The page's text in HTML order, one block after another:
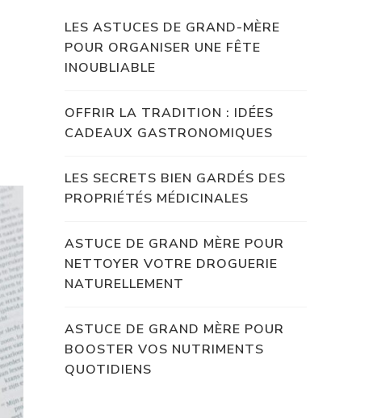
LES ASTUCES DE GRAND-MÈRE
POUR ORGANISER UNE FÊTE
INOUBLIABLE
OFFRIR LA TRADITION : IDÉES
CADEAUX GASTRONOMIQUES
LES SECRETS BIEN GARDÉS DES
PROPRIÉTÉS MÉDICINALES
ASTUCE DE GRAND MÈRE POUR
NETTOYER VOTRE DROGUERIE
NATURELLEMENT
ASTUCE DE GRAND MÈRE POUR
BOOSTER VOS NUTRIMENTS
QUOTIDIENS